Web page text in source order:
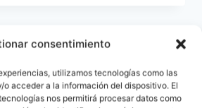
consentimiento
utilizamos tecnologías como las
acceder a la información del dispositivo. El
nos permitirá procesar datos como